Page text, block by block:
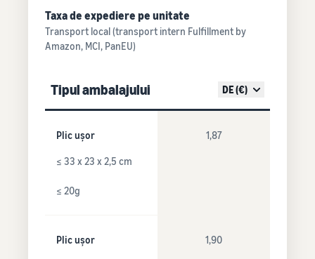
Taxa de expediere pe unitate
Transport local (transport intern Fulfillment by
Amazon, MCI, PanEU)
Tipul ambalajului DE (€)
Plic ușor
≤ 33 x 23 x 2,5 cm
≤ 20g
1,87
Plic ușor 1,90